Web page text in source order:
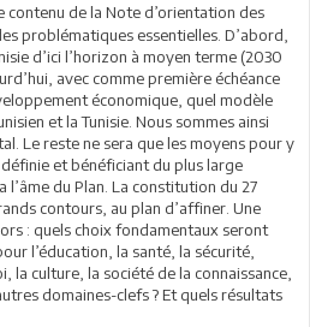
contenu de la Note d’orientation des
problématiques essentielles. D’abord,
d’ici l’horizon à moyen terme (2030
avec comme première échéance
économique, quel modèle
et la Tunisie. Nous sommes ainsi
Le reste ne sera que les moyens pour y
et bénéficiant du plus large
l’âme du Plan. La constitution du 27
contours, au plan d’affiner. Une
: quels choix fondamentaux seront
l’éducation, la santé, la sécurité,
la culture, la société de la connaissance,
domaines-clefs ? Et quels résultats